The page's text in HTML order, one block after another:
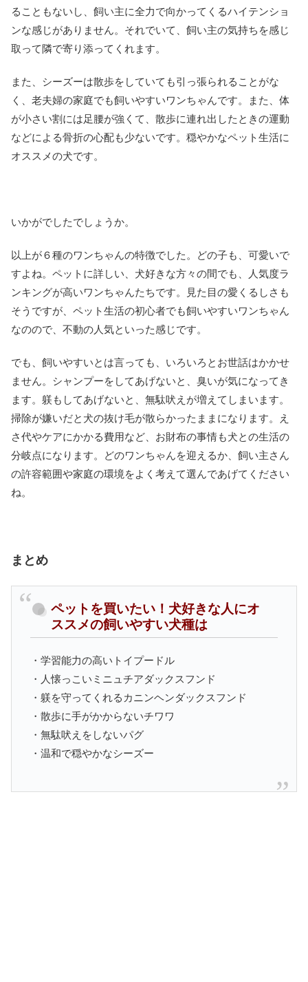
ることもないし、飼い主に全力で向かってくるハイテンショ
ンな感じがありません。それでいて、飼い主の気持ちを感じ
取って隣で寄り添ってくれます。
また、シーズーは散歩をしていても引っ張られることがな
く、老夫婦の家庭でも飼いやすいワンちゃんです。また、体
が小さい割には足腰が強くて、散歩に連れ出したときの運動
などによる骨折の心配も少ないです。穏やかなペット生活に
オススメの犬です。
いかがでしたでしょうか。
以上が６種のワンちゃんの特徴でした。どの子も、可愛いで
すよね。ペットに詳しい、犬好きな方々の間でも、人気度ラ
ンキングが高いワンちゃんたちです。見た目の愛くるしさも
そうですが、ペット生活の初心者でも飼いやすいワンちゃん
なのので、不動の人気といった感じです。
でも、飼いやすいとは言っても、いろいろとお世話はかかせ
ません。シャンプーをしてあげないと、臭いが気になってき
ます。躾もしてあげないと、無駄吠えが増えてしまいます。
掃除が嫌いだと犬の抜け毛が散らかったままになります。え
さ代やケアにかかる費用など、お財布の事情も犬との生活の
分岐点になります。どのワンちゃんを迎えるか、飼い主さん
の許容範囲や家庭の環境をよく考えて選んであげてください
ね。
まとめ
ペットを買いたい！犬好きな人にオ
ススメの飼いやすい犬種は
・学習能力の高いトイプードル
・人懐っこいミニュチアダックスフンド
・躾を守ってくれるカニンヘンダックスフンド
・散歩に手がかからないチワワ
・無駄吠えをしないパグ
・温和で穏やかなシーズー